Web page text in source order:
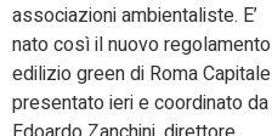
associazioni ambientaliste. E’
nato così il nuovo regolamento
edilizio green di Roma Capitale
presentato ieri e coordinato da